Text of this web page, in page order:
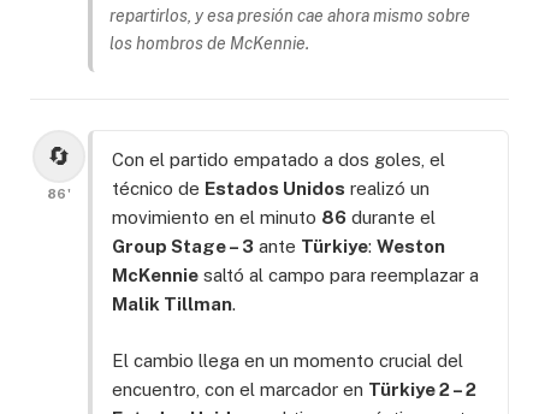
repartirlos, y esa presión cae ahora mismo sobre
los hombros de McKennie.
🔄
86'
Con el partido empatado a dos goles, el
técnico de Estados Unidos realizó un
movimiento en el minuto 86 durante el
Group Stage – 3 ante Türkiye: Weston
McKennie saltó al campo para reemplazar a
Malik Tillman.
El cambio llega en un momento crucial del
encuentro, con el marcador en Türkiye 2 – 2